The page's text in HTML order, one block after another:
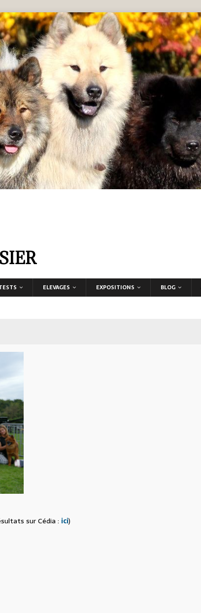
ELEVAGES EXPOSITIONS BLOG
sur Cédia : ici)